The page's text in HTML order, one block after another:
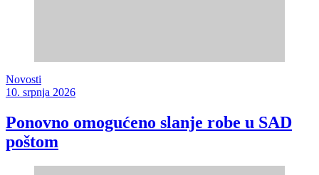
Novosti
10. srpnja 2026
Ponovno omogućeno slanje robe u SAD
poštom